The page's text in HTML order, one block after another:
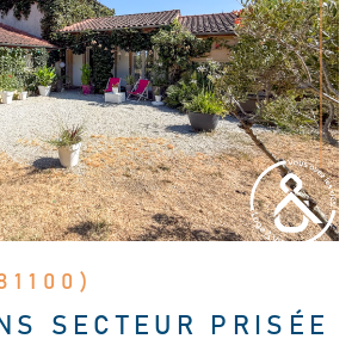
SECTEUR PRISÉE